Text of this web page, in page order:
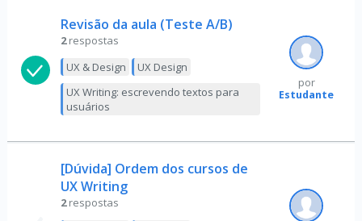
Revisão da aula (Teste A/B)
2 respostas
UX & Design
UX Design
UX Writing: escrevendo textos para
usuários
por
Estudante
[Dúvida] Ordem dos cursos de
UX Writing
2 respostas